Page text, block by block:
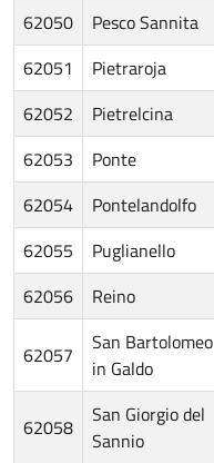
62050
Pesco Sannita
62051
Pietraroja
62052
Pietrelcina
62053
Ponte
62054
Pontelandolfo
62055
Puglianello
62056
Reino
62057
San Bartolomeo
in Galdo
62058
San Giorgio del
Sannio